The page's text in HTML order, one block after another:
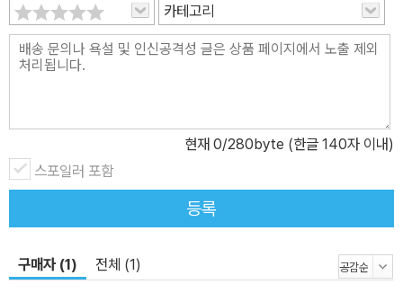
카테고리
현재 0/280byte (한글 140자 이내)
스포일러 포함
등록
구매자 (1) 전체 (1)